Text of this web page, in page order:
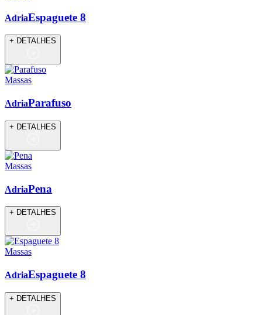
AdriaEspaguete 8
+ DETALHES
Massas
AdriaParafuso
+ DETALHES
Massas
AdriaPena
+ DETALHES
Massas
AdriaEspaguete 8
+ DETALHES